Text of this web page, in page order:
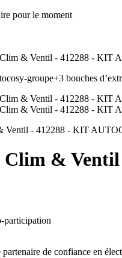
pour le moment
groupe+3 bouches
& Ventil
participation
de confiance en